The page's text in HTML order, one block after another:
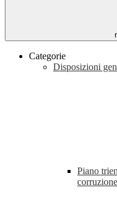
Categorie
Disposizioni
Piano